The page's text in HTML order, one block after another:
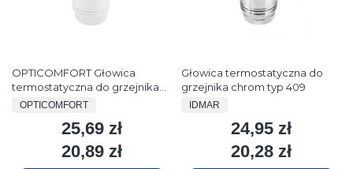
OPTICOMFORT Głowica
termostatyczna do grzejnika
biała typ 409
PRODUCENT
OPTICOMFORT
Cena
25,69 zł
Cena
20,89 zł
Głowica termostatyczna do
grzejnika chrom typ 409
PRODUCENT
IDMAR
Cena
24,95 zł
Cena
20,28 zł